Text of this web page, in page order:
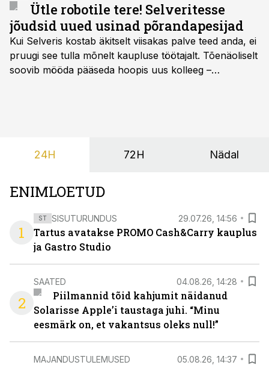
Ütle robotile tere! Selveritesse
jõudsid uued usinad põrandapesijad
Kui Selveris kostab äkitselt viisakas palve teed anda, ei
pruugi see tulla mõnelt kaupluse töötajalt. Tõenäoliselt
soovib mööda pääseda hoopis uus kolleeg –
24H 72H Nädal
ENIMLOETUD
1
ST SISUTURUNDUS 29.07.26, 14:56
Tartus avatakse PROMO Cash&Carry kauplus
ja Gastro Studio
2
SAATED 04.08.26, 14:28
Piilmannid tõid kahjumit näidanud
Solarisse Apple’i taustaga juhi. “Minu
eesmärk on, et vakantsus oleks null!”
MAJANDUSTULEMUSED 05.08.26, 14:37